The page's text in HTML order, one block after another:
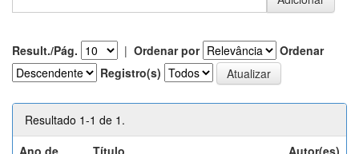
Result./Pág. | Ordenar por
Ordenar
Registro(s)
Resultado 1-1 de 1.
Ano de
Título Autor(es)